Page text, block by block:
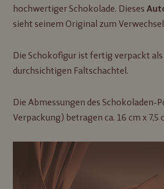
hochwertiger Schokolade. Dieses
sieht seinem Original zum
Die Schokofigur ist fertig verpackt
durchsichtigen Faltschachtel.
Die Abmessungen des Schokoladen-
Verpackung) betragen ca. 16 cm x 7,5